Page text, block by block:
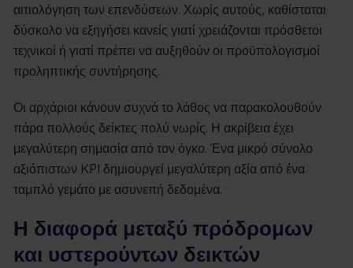
αιτιολόγηση των επενδύσεων. Χωρίς αυτούς, καθίσταται
δύσκολο να εξηγήσει κανείς γιατί χρειάζονται πρόσθετοι
τεχνικοί ή γιατί πρέπει να αυξηθούν οι προϋπολογισμοί
προληπτικής συντήρησης.
Οι αρχάριοι κάνουν συχνά το λάθος να παρακολουθούν
πάρα πολλούς δείκτες πολύ νωρίς. Η ακρίβεια έχει
μεγαλύτερη σημασία από τον όγκο. Ένα μικρό σύνολο
αξιόπιστων KPI δημιουργεί μεγαλύτερη αξία από ένα
ταμπλό γεμάτο με ασυνεπή δεδομένα.
Η διαφορά μεταξύ πρόδρομων
και υστερούντων δεικτών